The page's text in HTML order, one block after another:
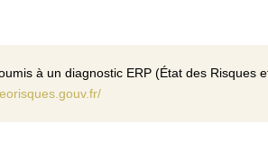
à un diagnostic ERP (État des Risques